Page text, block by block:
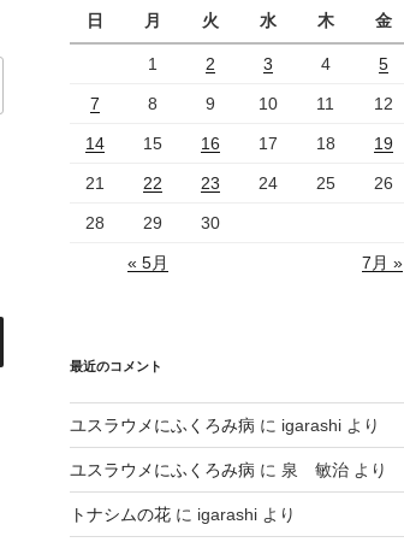
日
月 火 水 木 金
1 2 3 4 5
7 8 9 10 11 12
14 15 16 17 18 19
21 22 23 24 25 26
28 29 30
« 5月 7月 »
最近のコメント
ユスラウメにふくろみ病 に igarashiより
ユスラウメにふくろみ病 に 泉 敏治より
トナシムの花に igarashiより